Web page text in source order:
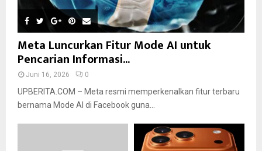
Meta Luncurkan Fitur Mode AI untuk
Pencarian Informasi...
Juni 16, 2026 0
UPBERITA.COM – Meta resmi memperkenalkan fitur terbaru
bernama Mode AI di Facebook guna...